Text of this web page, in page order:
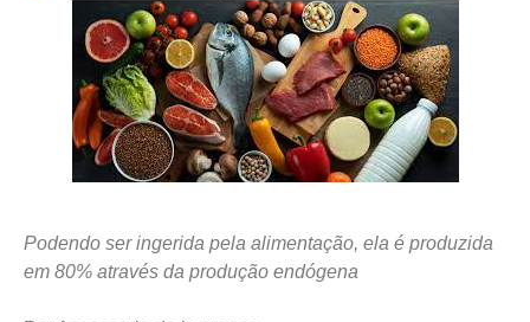
Podendo ser ingerida pela alimentação, ela é produzida
em 80% através da produção endógena